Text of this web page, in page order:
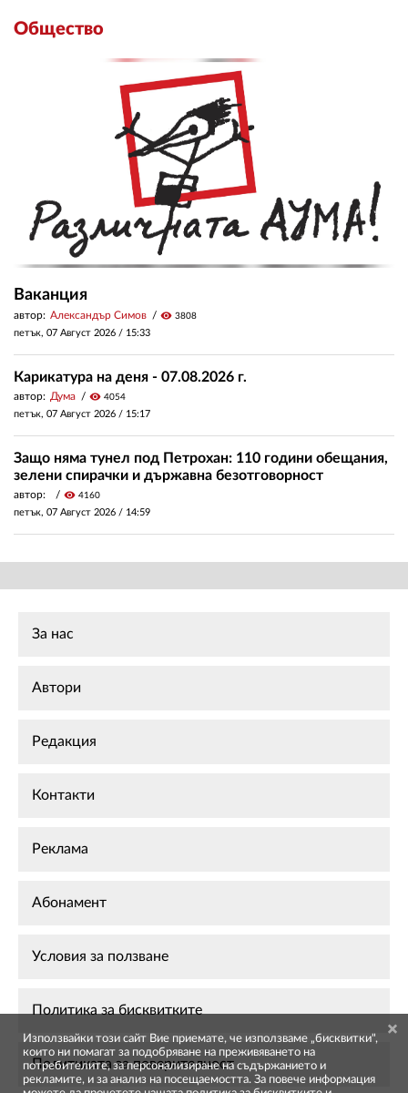
Общество
Ваканция
автор: Александър Симов visibility 3808
петък, 07 Август 2026 / 15:33
Карикатура на деня - 07.08.2026 г.
автор: Дума visibility 4054
петък, 07 Август 2026 / 15:17
Защо няма тунел под Петрохан: 110 години обещания,
зелени спирачки и държавна безотговорност
автор: visibility 4160
петък, 07 Август 2026 / 14:59
За нас
Автори
Редакция
Контакти
Реклама
Абонамент
Условия за ползване
Политика за бисквитките
Политиката за поверителност
Използвайки този сайт Вие приемате, че използваме „бисквитки",
които ни помагат за подобряване на преживяването на
потребителите, за персонализиране на съдържанието и
рекламите, и за анализ на посещаемостта. За повече информация